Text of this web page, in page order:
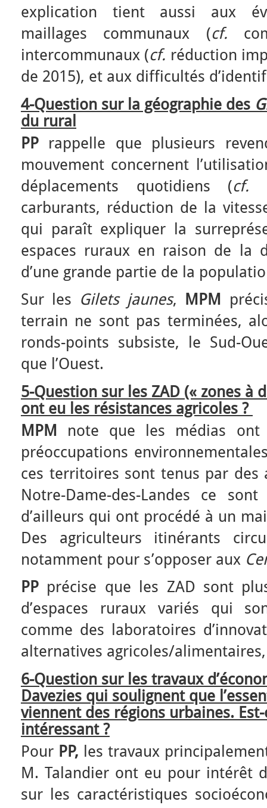
explication tient aussi aux
maillages communaux (cf.
intercommunaux (cf. réduction
de 2015), et aux difficultés
4-Question sur la géographie des
du rural
PP rappelle que plusieurs
mouvement concernent
déplacements quotidiens (cf.
carburants, réduction de la
qui paraît expliquer la
espaces ruraux en raison de la
d’une grande partie de la
Sur les Gilets jaunes, MPM
terrain ne sont pas terminées,
ronds-points subsiste, le Sud-
que l’Ouest.
5-Question sur les ZAD (« zones à
ont eu les résistances agricoles ?
MPM
note que les médias
préoccupations
ces territoires sont tenus par des
Notre-Dame-des-Landes ce
d’ailleurs qui ont procédé à un
Des agriculteurs itinérants
notamment pour s’opposer aux
PP précise que les ZAD sont
d’espaces ruraux variés qui
comme des laboratoires
alternatives agricoles/
6-Question sur les travaux
Davezies qui soulignent que
viennent des régions urbaines.
intéressant ?
Pour PP, les travaux
M. Talandier ont eu pour intérêt
sur les caractéristiques